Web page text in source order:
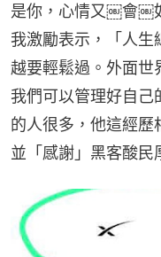
是你，心情又￼會￼
我激勵表示，「人生
越要輕鬆過。外面
我們可以管理好自己
的人很多，他這經歷
並「感謝」黑客酸民